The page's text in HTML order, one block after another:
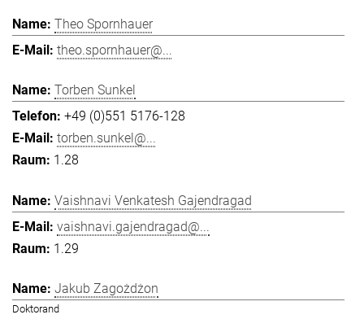
Theo Spornhauer
theo.spornhauer@...
Torben Sunkel
+49 (0)551 5176-128
torben.sunkel@...
1.28
Vaishnavi Venkatesh Gajendragad
vaishnavi.gajendragad@...
1.29
Jakub Zagożdżon
Doktorand